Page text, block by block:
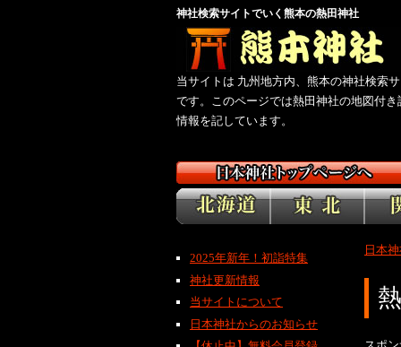
神社検索サイトでいく熊本の熱田神社
当サイトは 九州地方内、熊本の神社検索
です。このページでは熱田神社の地図付き
情報を記しています。
日本
2025年新年！初詣特集
神社更新情報
当サイトについて
日本神社からのお知らせ